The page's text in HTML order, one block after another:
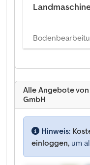
Alle Angebote
GmbH
Hinweis:
einloggen, um